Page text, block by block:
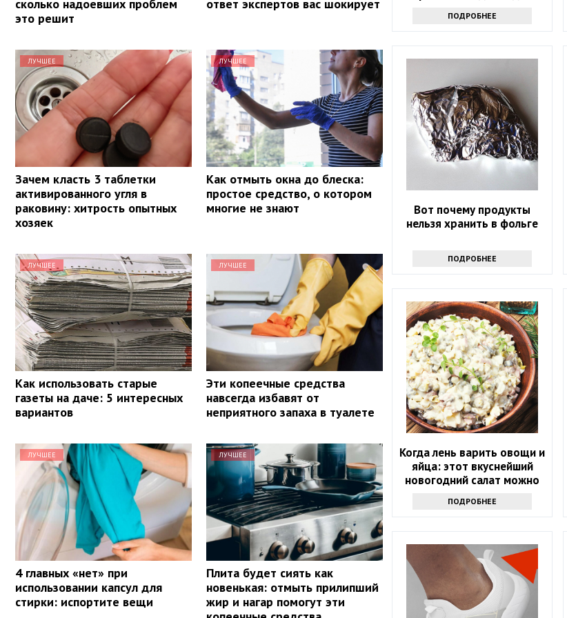
сколько надоевших проблем
это решит
ответ экспертов вас шокирует
ЛУЧШЕЕ
Зачем класть 3 таблетки
активированного угля в
раковину: хитрость опытных
хозяек
ЛУЧШЕЕ
Как отмыть окна до блеска:
простое средство, о котором
многие не знают
ЛУЧШЕЕ
Как использовать старые
газеты на даче: 5 интересных
вариантов
ЛУЧШЕЕ
Эти копеечные средства
навсегда избавят от
неприятного запаха в туалете
ЛУЧШЕЕ
4 главных «нет» при
использовании капсул для
стирки: испортите вещи
ЛУЧШЕЕ
Плита будет сиять как
новенькая: отмыть прилипший
жир и нагар помогут эти
есть счетчики
ПОДРОБНЕЕ
Вот почему продукты
нельзя хранить в фольге
ПОДРОБНЕЕ
Когда лень варить овощи и
яйца: этот вкуснейший
новогодний салат можно
ПОДРОБНЕЕ